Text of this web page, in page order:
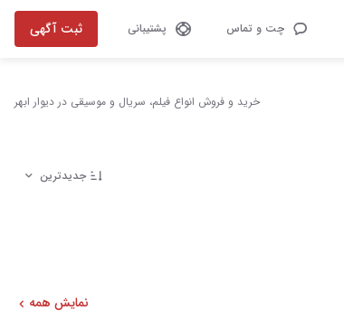
چت و تماس پشتیبانی ثبت آگهی
خرید و فروش انواع فیلم، سریال و موسیقی در دیوار ابهر
جدیدترین
نمایش همه